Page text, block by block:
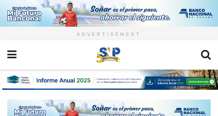
ADVERTISEMENT